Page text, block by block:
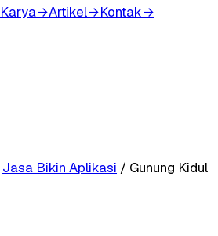
Karya→Artikel→Kontak→
Jasa Bikin Aplikasi / Gunung Kidul